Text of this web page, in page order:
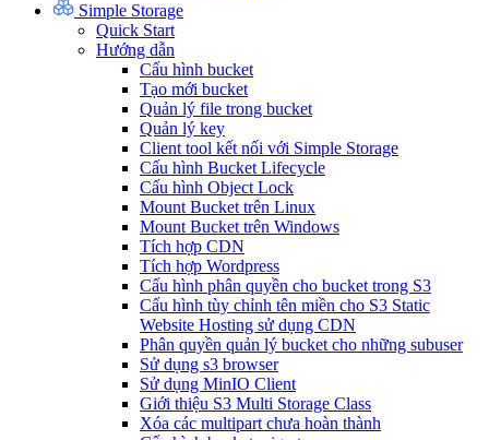
Simple Storage
Quick Start
Hướng dẫn
Cấu hình bucket
Tạo mới bucket
Quản lý file trong bucket
Quản lý key
Client tool kết nối với Simple Storage
Cấu hình Bucket Lifecycle
Cấu hình Object Lock
Mount Bucket trên Linux
Mount Bucket trên Windows
Tích hợp CDN
Tích hợp Wordpress
Cấu hình phân quyền cho bucket trong S3
Cấu hình tùy chỉnh tên miền cho S3 Static
Website Hosting sử dụng CDN
Phân quyền quản lý bucket cho những subuser
Sử dụng s3 browser
Sử dụng MinIO Client
Giới thiệu S3 Multi Storage Class
Xóa các multipart chưa hoàn thành